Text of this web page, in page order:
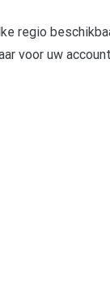
regio
voor uw